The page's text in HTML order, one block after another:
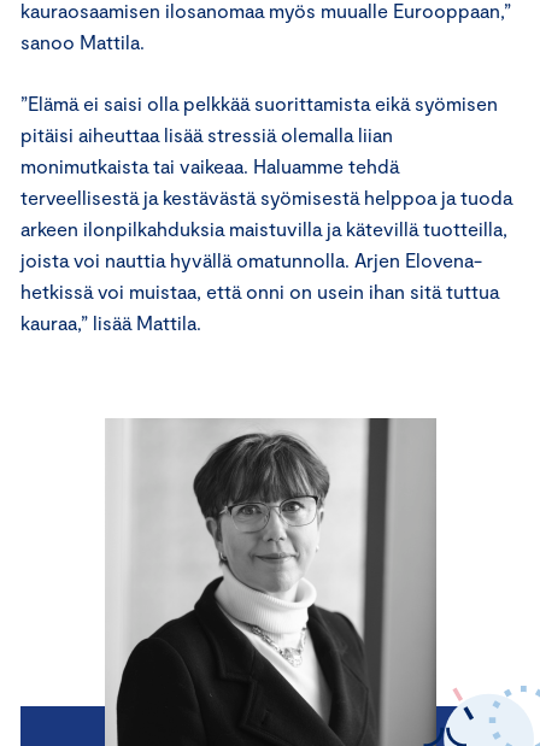
kauraosaamisen ilosanomaa myös muualle Eurooppaan,”
sanoo Mattila.
”Elämä ei saisi olla pelkkää suorittamista eikä syömisen
pitäisi aiheuttaa lisää stressiä olemalla liian
monimutkaista tai vaikeaa. Haluamme tehdä
terveellisestä ja kestävästä syömisestä helppoa ja tuoda
arkeen ilonpilkahduksia maistuvilla ja kätevillä tuotteilla,
joista voi nauttia hyvällä omatunnolla. Arjen Elovena-
hetkissä voi muistaa, että onni on usein ihan sitä tuttua
kauraa,” lisää Mattila.